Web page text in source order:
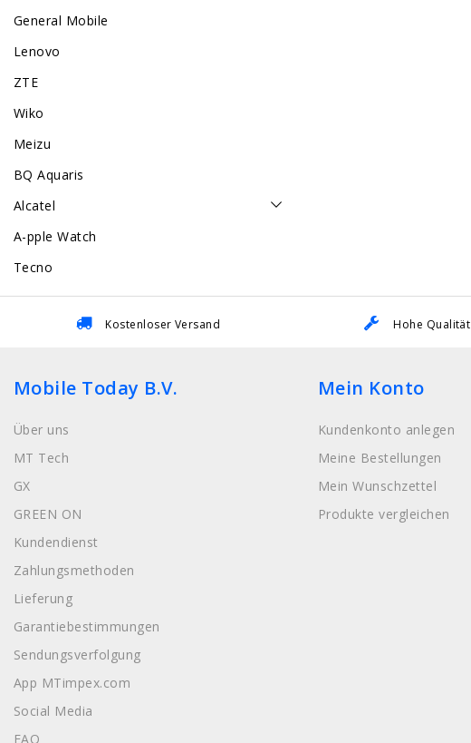
General Mobile
Lenovo
ZTE
Wiko
Meizu
BQ Aquaris
Alcatel
A-pple Watch
Tecno
Kostenloser Versand Hohe Qualität
Mobile Today B.V.
Über uns
MT Tech
GX
GREEN ON
Kundendienst
Zahlungsmethoden
Lieferung
Garantiebestimmungen
Sendungsverfolgung
App MTimpex.com
Social Media
FAQ
Mein Konto
Kundenkonto anlegen
Meine Bestellungen
Mein Wunschzettel
Produkte vergleichen